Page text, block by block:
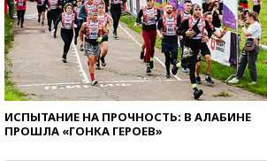
ИСПЫТАНИЕ НА ПРОЧНОСТЬ: В АЛАБИНЕ
ПРОШЛА «ГОНКА ГЕРОЕВ»